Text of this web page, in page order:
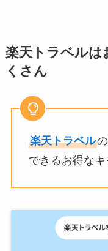
楽天トラベルは
くさん
楽天トラベル
できるお得な